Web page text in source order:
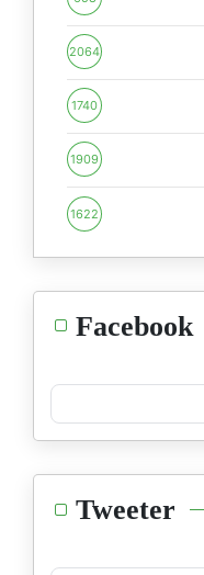
2064
1740
1909
1622
Facebook
Tweeter